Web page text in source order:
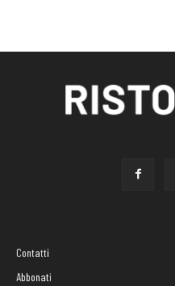
Contatti
Abbonati